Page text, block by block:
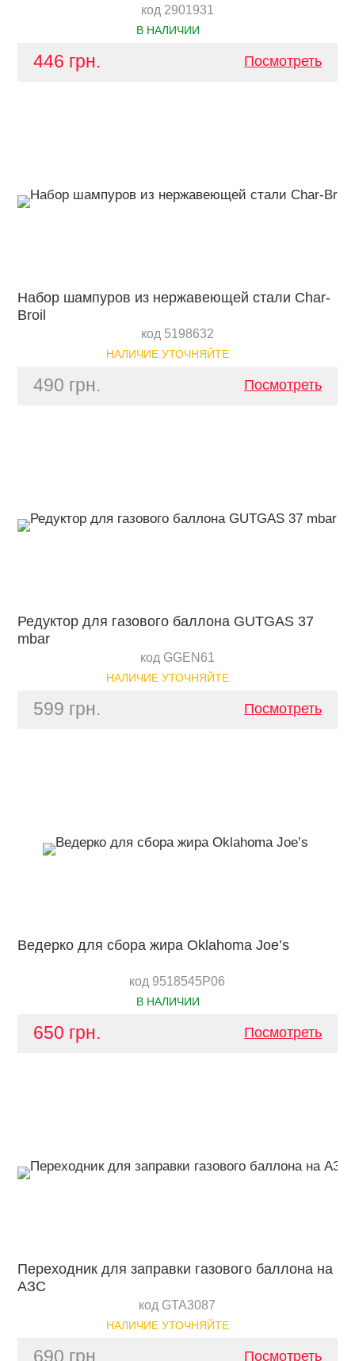
код 2901931
В НАЛИЧИИ
446 грн. Посмотреть
Набор шампуров из нержавеющей стали Char-
Broil
код 5198632
НАЛИЧИЕ УТОЧНЯЙТЕ
490 грн. Посмотреть
Редуктор для газового баллона GUTGAS 37
mbar
код GGEN61
НАЛИЧИЕ УТОЧНЯЙТЕ
599 грн. Посмотреть
Ведерко для сбора жира Oklahoma Joe’s
код 9518545P06
В НАЛИЧИИ
650 грн. Посмотреть
Переходник для заправки газового баллона на
АЗС
код GTA3087
НАЛИЧИЕ УТОЧНЯЙТЕ
690 грн. Посмотреть